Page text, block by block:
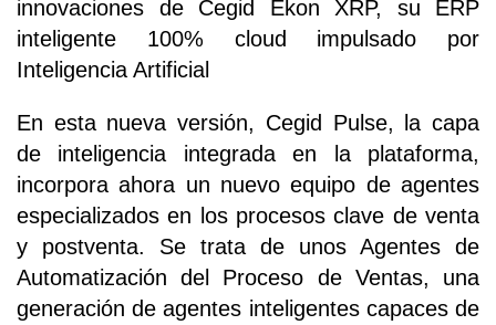
innovaciones de Cegid Ekon XRP, su ERP
inteligente 100% cloud impulsado por
Inteligencia Artificial
En esta nueva versión, Cegid Pulse, la capa
de inteligencia integrada en la plataforma,
incorpora ahora un nuevo equipo de agentes
especializados en los procesos clave de venta
y postventa. Se trata de unos Agentes de
Automatización del Proceso de Ventas, una
generación de agentes inteligentes capaces de